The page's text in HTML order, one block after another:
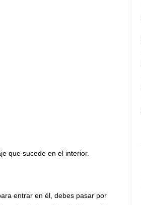
que sucede en el interior.
entrar en él, debes pasar por